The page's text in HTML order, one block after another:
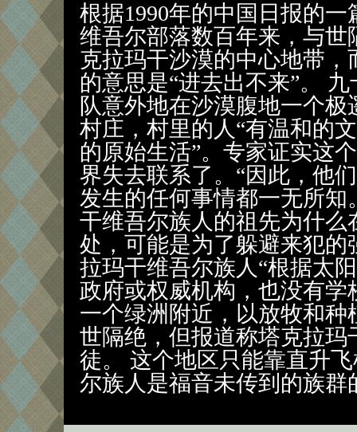
根据1990年的中国日报的
维吾尔部落数百年来，与
克拉玛干沙漠的中心地带
的意思是“进去出不来”。
队意外地在沙漠腹地一个
村庄，村里的人“有温和的
的原始生活”。专家证实这
界失去联系了。“因此，他
发生的任何事情都一无所知
干维吾尔族人的祖先为什
处，可能是为了躲避来犯
拉玛干维吾尔族人“根据太
政府或权威机构，也没有
一个绿洲附近，以放牧和种
世隔绝，但报道称塔克拉
徒。 这个地区只能靠直升
尔族人是福音未传到的族群